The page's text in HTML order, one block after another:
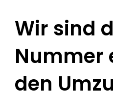
Wir sind
Nummer
den